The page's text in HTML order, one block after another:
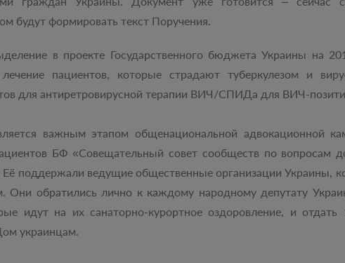
будут формировать текст Поручения.
в проекте Государственного бюджета Украины на
пациентов, которые страдают туберкулезом и
для антиретровирусной терапии ВИЧ/СПИДа для ВИЧ-
важным этапом общенациональной адвокационной
БФ «Совещательный совет сообществ по вопросам
поддержали ведущие общественные организации Украины,
обратились лично к каждому народному депутату
идут на их санаторно-курортное оздоровление, и
украинцам.